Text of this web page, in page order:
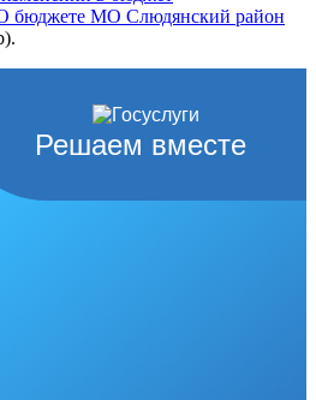
бюджете МО Слюдянский район
Решаем вместе